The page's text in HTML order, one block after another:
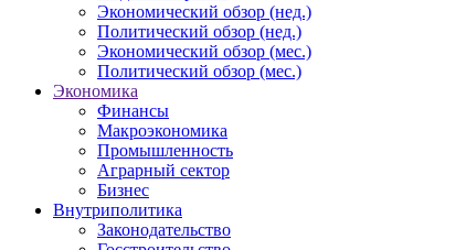
Экономический обзор (нед.)
Политический обзор (нед.)
Экономический обзор (мес.)
Политический обзор (мес.)
Экономика
Финансы
Макроэкономика
Промышленность
Аграрный сектор
Бизнес
Внутриполитика
Законодательство